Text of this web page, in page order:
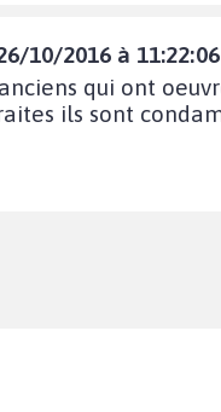
10/2016 à 11:22:06
qui ont
ils sont